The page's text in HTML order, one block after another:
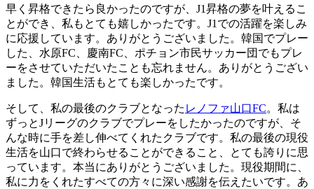
早く昇格できたら良かったのですが、J1昇格の夢を叶えるこ
とができ、私もとても嬉しかったです。J1での活躍を楽しみ
に応援しています。ありがとうございました。韓国でプレー
した、水原FC、慶南FC、ポチョン市民サッカー団でもプレ
ーをさせていただいたことも忘れません。ありがとうござい
ました。韓国生活もとても楽しかったです。
そして、私の最後のクラブとなった レノファ山口FC。私は
ずっとJリーグのクラブでプレーをしたかったのですが、そ
んな時に手を差し伸べてくれたクラブです。私の最後の現役
生活を山口で終わらせることができること、とても誇りに思
っています。本当にありがとうございました。現役期間に、
私に力をくれたすべての方々に深い感謝を伝えたいです。あ